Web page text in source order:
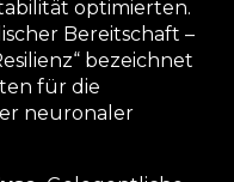
optimierten.
Bereitschaft –
bezeichnet
für die
neuronaler